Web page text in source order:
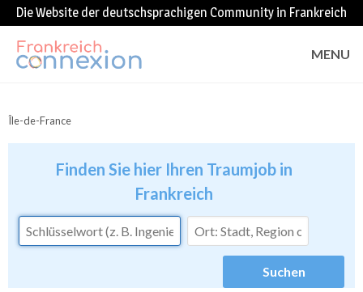
Die Website der deutschsprachigen Community in Frankreich
MENU
Île-de-France
Finden Sie hier Ihren Traumjob in
Frankreich